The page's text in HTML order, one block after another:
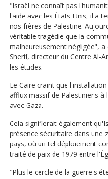
"Israël ne connaît pas
l'aide avec les États-Unis, il a
nos frères de Palestine.
véritable tragédie que la
malheureusement négligée", a
Sherif, directeur du Centre Al-
les études.
Le Caire craint que
afflux massif de Palestiniens à
avec Gaza.
Cela signifierait également
présence sécuritaire dans une
pays, où un tel déploiement
traité de paix de 1979 entre
"Plus le cercle de la guerre